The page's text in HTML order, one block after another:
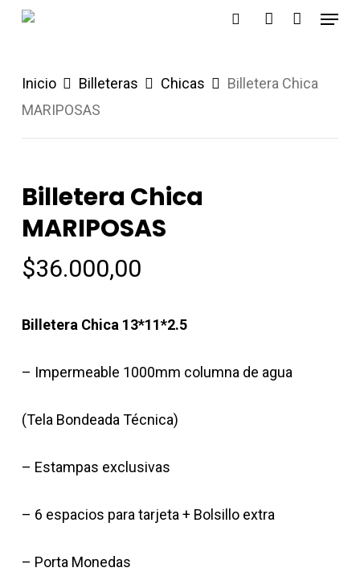
Skip
content
Menu
Inicio Billeteras Chicas
Billetera Chica
MARIPOSAS
Billetera Chica
MARIPOSAS
$36.000,00
Billetera Chica 13*11*2.5
– Impermeable 1000mm columna de agua
(Tela Bondeada Técnica)
– Estampas exclusivas
– 6 espacios para tarjeta + Bolsillo extra
– Porta Monedas